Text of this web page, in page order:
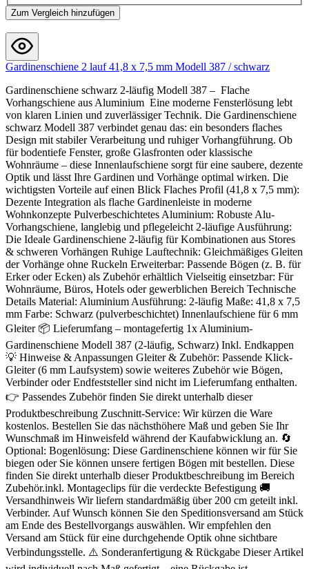
Zum Vergleich hinzufügen
Gardinenschiene 2 lauf 41,8 x 7,5 mm Modell 387 / schwarz
Gardinenschiene schwarz 2-läufig Modell 387 – Flache
Vorhangschiene aus Aluminium Eine moderne Fensterlösung lebt
von klaren Linien und zuverlässiger Technik. Die Gardinenschiene
schwarz Modell 387 verbindet genau das: ein besonders flaches
Design mit stabiler Verarbeitung und ruhiger Vorhangführung. Ob
für bodentiefe Fenster, große Glasfronten oder klassische
Wohnräume – diese Innenlaufschiene sorgt für eine saubere, dezente
Optik und lässt Ihre Gardinen und Vorhänge optimal wirken. Die
wichtigsten Vorteile auf einen Blick Flaches Profil (41,8 x 7,5 mm):
Dezente Integration als flache Gardinenleiste in moderne
Wohnkonzepte Pulverbeschichtetes Aluminium: Robuste Alu-
Vorhangschiene, langlebig und pflegeleicht 2-läufige Ausführung:
Die Ideale Gardinenschiene 2-läufig für Kombinationen aus Stores
& schweren Vorhängen Ruhige Lauftechnik: Gleichmäßiges Gleiten
der Vorhänge ohne Ruckeln Erweiterbar: Passende Bögen (z. B. für
Erker oder Ecken) als Zubehör erhältlich Vielseitig einsetzbar: Für
Wohnräume, Büros, Hotels oder gewerblichen Bereich Technische
Details Material: Aluminium Ausführung: 2-läufig Maße: 41,8 x 7,5
mm Farbe: Schwarz (pulverbeschichtet) Innenlaufschiene für 6 mm
Gleiter 📦 Lieferumfang – montagefertig 1x Aluminium-
Gardinenschiene Modell 387 (2-läufig, Schwarz) Inkl. Endkappen
💡 Hinweise & Anpassungen Gleiter & Zubehör: Passende Klick-
Gleiter (6 mm Laufsystem) sowie weiteres Zubehör wie Bögen,
Verbinder oder Endfeststeller sind nicht im Lieferumfang enthalten.
👉 Passendes Zubehör finden Sie direkt unterhalb dieser
Produktbeschreibung Zuschnitt-Service: Wir kürzen die Ware
kostenlos. Bestellen Sie das nächsthöhere Maß und geben Sie Ihr
Wunschmaß im Hinweisfeld während der Kaufabwicklung an. 🔄
Optional: Bogenlösung: Diese Gardinenschiene können wir für Sie
biegen oder Sie können unsere fertigen Bögen mit bestellen. Diese
finden Sie direkt unterhalb dieser Produktbeschreibung im Bereich
Zubehör.inkl. Montageclips für die verdeckte Befestigung 🚚
Versandhinweis Wir liefern standardmäßig über 200 cm geteilt inkl.
Verbinder. Auf Wunsch können Sie den Speditionsversand am Stück
am Ende des Bestellvorgangs auswählen. Wir empfehlen den
Versand am Stück für eine durchgehende Optik ohne sichtbare
Verbindungsstelle. ⚠️ Sonderanfertigung & Rückgabe Dieser Artikel